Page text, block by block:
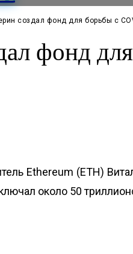
создал фонд для борьбы с
фонд
Ethereum (ETH)
около 50